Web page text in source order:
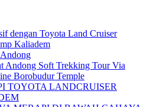
dengan Toyota Land Cruiser
Kaliadem
Andong Soft Trekking Tour Via
Borobudur Temple
TOYOTA LANDCRUISER